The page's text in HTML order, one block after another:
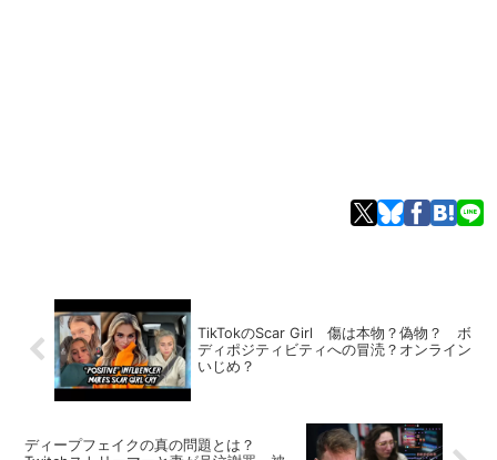
TikTokのScar Girl 傷は本物？偽物？ ボ
ディポジティビティへの冒涜？オンライン
いじめ？
ディープフェイクの真の問題とは？